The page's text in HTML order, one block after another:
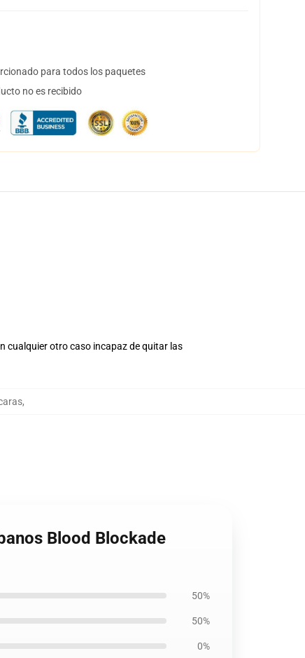
para todos los paquetes
no es recibido
cualquier otro caso incapaz de quitar las
,
Blood Blockade
50%
50%
0%